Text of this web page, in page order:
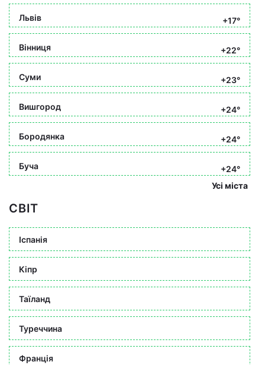
Львів +17°
Вінниця +22°
Суми +23°
Вишгород +24°
Бородянка +24°
Буча
+24°
Усі міста
СВІТ
Іспанія
Кіпр
Таїланд
Туреччина
Франція